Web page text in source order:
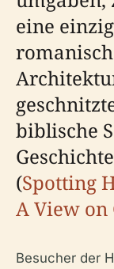
eine
biblische
(Spotting
A View on
Besucher der